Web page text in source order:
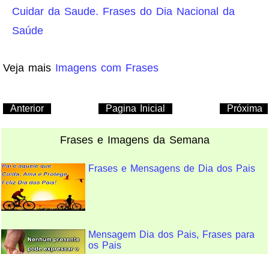
Cuidar da Saude. Frases do Dia Nacional da
Saúde
Veja mais Imagens com Frases
Anterior Próxima
Pagina Inicial
Frases e Imagens da Semana
Frases e Mensagens de Dia dos Pais
Mensagem Dia dos Pais, Frases para
os Pais